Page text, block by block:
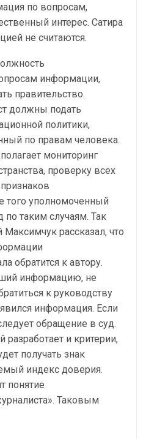
по вопросам,
интерес. Сатира
не считаются.
информации,
правительство.
должны подать
политики,
по правам человека.
мониторинг
проверку всех
того уполномоченный
по таким случаям. Так
рассказал, что
обратится к автору.
информацию, не
к руководству
информация. Если
обращение в суд.
и критерии,
получать знак
индекс доверия.
понятие
Таковым